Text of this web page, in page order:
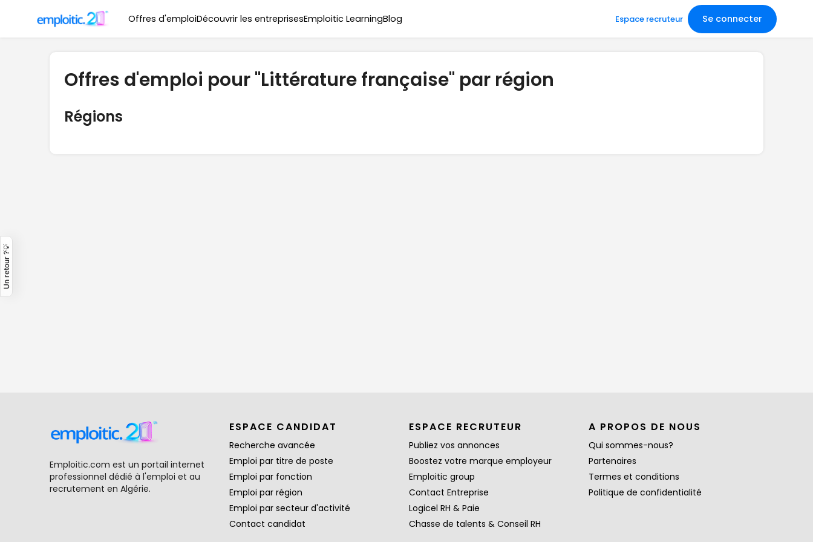
Offres d'emploiDécouvrir les entreprisesEmploitic LearningBlog Espace recruteur Se connecter
Offres d'emploi pour "Littérature française" par région
Régions
Emploitic.com est un portail internet
professionnel dédié à l'emploi et au
recrutement en Algérie.
ESPACE CANDIDAT
Recherche avancée
Emploi par titre de poste
Emploi par fonction
Emploi par région
Emploi par secteur d'activité
Contact candidat
ESPACE RECRUTEUR
Publiez vos annonces
Boostez votre marque employeur
Emploitic group
Contact Entreprise
Logicel RH & Paie
Chasse de talents & Conseil RH
A PROPOS DE NOUS
Qui sommes-nous?
Partenaires
Termes et conditions
Politique de confidentialité
Un retour ?💡